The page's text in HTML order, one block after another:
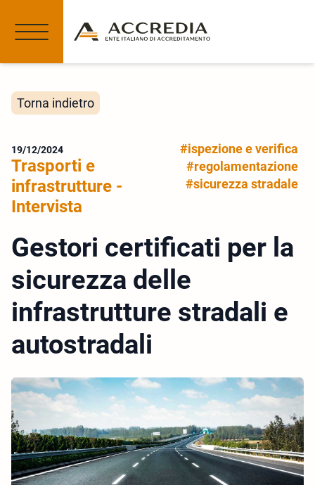
Torna indietro
19/12/2024
Trasporti e
infrastrutture -
Intervista
#ispezione e verifica
#regolamentazione
#sicurezza stradale
Gestori certificati per la
sicurezza delle
infrastrutture stradali e
autostradali